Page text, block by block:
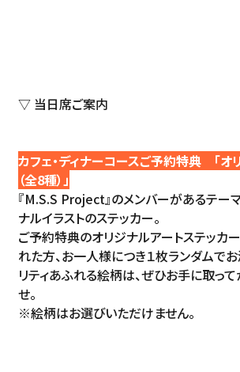
▽ 当日席ご案内
カフェ・ディナーコースご予約特典 「オ
（全8種）」
『M.S.S Project』のメンバーがあるテー
ナルイラストのステッカー。
ご予約特典のオリジナルアートステッカ
れた方、お一人様につき１枚ランダムで
リティあふれる絵柄は、ぜひお手に取っ
せ。
※絵柄はお選びいただけません。